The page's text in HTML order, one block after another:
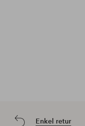
Enkel retur